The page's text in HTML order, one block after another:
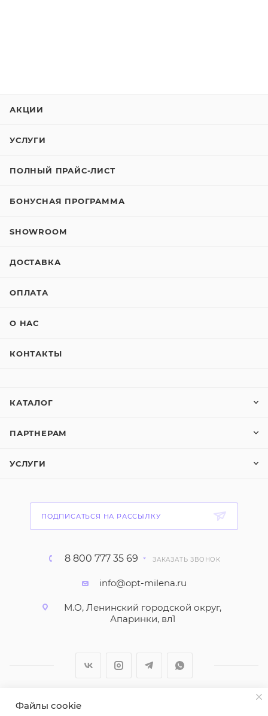
АКЦИИ
УСЛУГИ
ПОЛНЫЙ ПРАЙС-ЛИСТ
БОНУСНАЯ ПРОГРАММА
SHOWROOM
ДОСТАВКА
ОПЛАТА
О НАС
КОНТАКТЫ
КАТАЛОГ
ПАРТНЕРАМ
УСЛУГИ
ПОДПИСАТЬСЯ НА РАССЫЛКУ
8 800 777 35 69 ЗАКАЗАТЬ ЗВОНОК
info@opt-milena.ru
М.О, Ленинский городской округ,
Апаринки, вл1
2026 © ООО "Вайт Текстиль групп"
Файлы cookie